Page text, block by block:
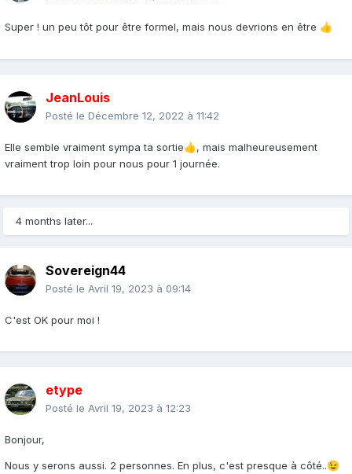
Super ! un peu tôt pour être formel, mais nous devrions en être 👍
JeanLouis
Posté le Décembre 12, 2022 à 11:42
Elle semble vraiment sympa ta sortie👍, mais malheureusement
vraiment trop loin pour nous pour 1 journée.
4 months later...
Sovereign44
Posté le Avril 19, 2023 à 09:14
C'est OK pour moi !
etype
Posté le Avril 19, 2023 à 12:23
Bonjour,
Nous y serons aussi. 2 personnes. En plus, c'est presque à côté..😉